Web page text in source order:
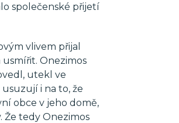
společenské přijetí
vlivem přijal
Onezimos
utekl ve
i na to, že
obce v jeho domě,
tedy Onezimos